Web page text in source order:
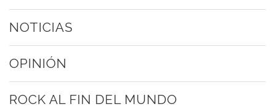
NOTICIAS
OPINIÓN
ROCK AL FIN DEL MUNDO